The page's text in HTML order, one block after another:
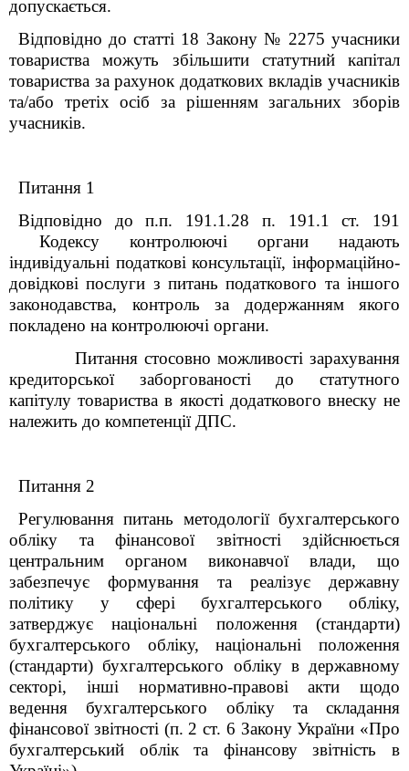
допускається.
Відповідно до статті 18 Закону № 2275 учасники
товариства можуть збільшити статутний капітал
товариства за рахунок додаткових вкладів учасників
та/або третіх осіб за рішенням загальних зборів
учасників.
Питання 1
Відповідно до п.п. 191 .1.28 п. 191 .1 ст. 191
Кодексу контролюючі органи надають
індивідуальні податкові консультації, інформаційно-
довідкові послуги з питань податкового та іншого
законодавства, контроль за додержанням якого
покладено на контролюючі органи.
Питання стосовно можливості зарахування
кредиторської заборгованості до статутного
капітулу товариства в якості додаткового внеску не
належить до компетенції ДПС.
Питання 2
Регулювання питань методології бухгалтерського
обліку та фінансової звітності здійснюється
центральним органом виконавчої влади, що
забезпечує формування та реалізує державну
політику у сфері бухгалтерського обліку,
затверджує національні положення (стандарти)
бухгалтерського обліку, національні положення
(стандарти) бухгалтерського обліку в державному
секторі, інші нормативно-правові акти щодо
ведення бухгалтерського обліку та складання
фінансової звітності (п. 2 ст. 6 Закону України «Про
бухгалтерський облік та фінансову звітність в